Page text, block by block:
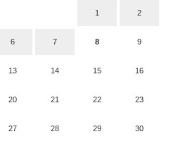
1 2
6 7 8 9
13 14 15 16
20 21 22 23
27 28 29 30